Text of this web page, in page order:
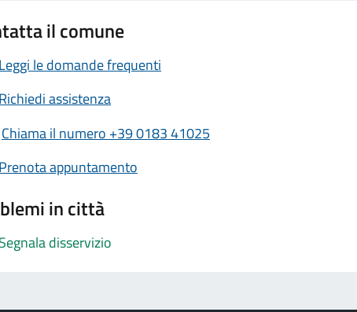
il comune
Leggi le domande frequenti
Richiedi assistenza
Chiama il numero +39 0183 41025
Prenota appuntamento
in città
Segnala disservizio